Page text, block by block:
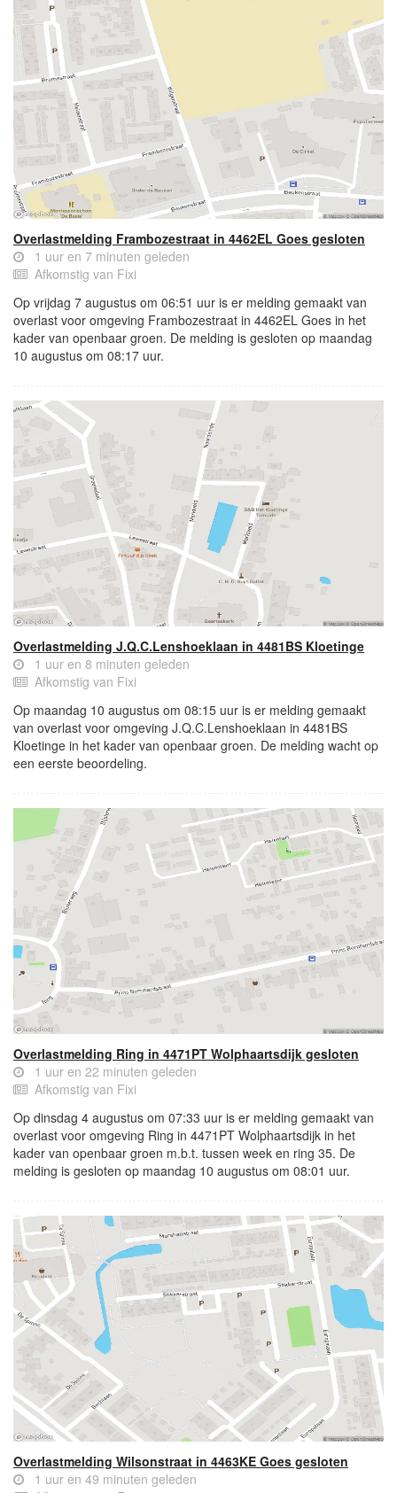
Overlastmelding Frambozestraat in 4462EL Goes gesloten
1 uur en 7 minuten geleden
Afkomstig van Fixi
Op vrijdag 7 augustus om 06:51 uur is er melding gemaakt van
overlast voor omgeving Frambozestraat in 4462EL Goes in het
kader van openbaar groen. De melding is gesloten op maandag
10 augustus om 08:17 uur.
Overlastmelding J.Q.C.Lenshoeklaan in 4481BS Kloetinge
1 uur en 8 minuten geleden
Afkomstig van Fixi
Op maandag 10 augustus om 08:15 uur is er melding gemaakt
van overlast voor omgeving J.Q.C.Lenshoeklaan in 4481BS
Kloetinge in het kader van openbaar groen. De melding wacht op
een eerste beoordeling.
Overlastmelding Ring in 4471PT Wolphaartsdijk gesloten
1 uur en 22 minuten geleden
Afkomstig van Fixi
Op dinsdag 4 augustus om 07:33 uur is er melding gemaakt van
overlast voor omgeving Ring in 4471PT Wolphaartsdijk in het
kader van openbaar groen m.b.t. tussen week en ring 35. De
melding is gesloten op maandag 10 augustus om 08:01 uur.
Overlastmelding Wilsonstraat in 4463KE Goes gesloten
1 uur en 49 minuten geleden